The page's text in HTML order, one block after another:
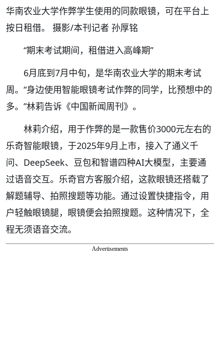
华南农业大学作弊学生使用的同款眼镜，可在平台上
按日租借。 摄影/本刊记者 孙厚铭
“期末考试期间，租借进入高峰期”
6月底到7月中旬，是华南农业大学的期末考试
周。“身边使用智能眼镜考试作弊的同学，比预想中的
多。”林莉告诉《中国新闻周刊》。
林莉介绍，用于作弊的是一款售价3000元左右的
乐奇智能眼镜，于2025年9月上市，接入了通义千
问、DeepSeek、豆包和智谱四种AI大模型，主要通
过语音交互。乐奇官方客服介绍，这款眼镜还搭载了
解题辅导、拍照搜题等功能。通过设置快捷指令，用
户轻触眼镜腿，眼镜便会拍照搜题。这种情况下，全
程无须语音交流。
Advertisements